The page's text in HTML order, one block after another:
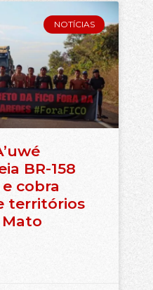
NOTÍCIAS
BR-158
cobra
territórios